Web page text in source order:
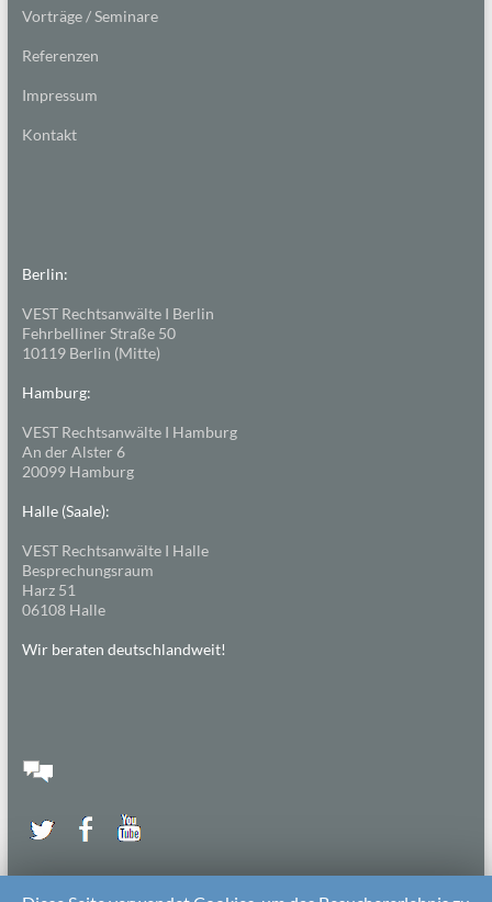
Vorträge / Seminare
Referenzen
Impressum
Kontakt
Berlin:
VEST Rechtsanwälte I Berlin
Fehrbelliner Straße 50
10119 Berlin (Mitte)
Hamburg:
VEST Rechtsanwälte I Hamburg
An der Alster 6
20099 Hamburg
Halle (Saale):
VEST Rechtsanwälte I Halle
Besprechungsraum
Harz 51
06108 Halle
Wir beraten deutschlandweit!